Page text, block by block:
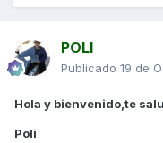
POLI
Publicado 19 de
Hola y bienvenido,te
Poli